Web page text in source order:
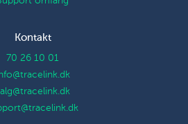
Kontakt
70 26 10 01